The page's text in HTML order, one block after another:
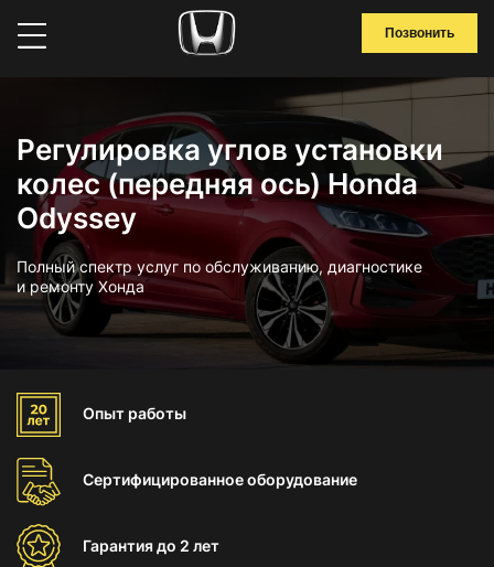
Позвонить
Регулировка углов установки
колес (передняя ось) Honda
Odyssey
Полный спектр услуг по обслуживанию, диагностике
и ремонту Хонда
Опыт работы
Сертифицированноеоборудование
Гарантиядо 2 лет